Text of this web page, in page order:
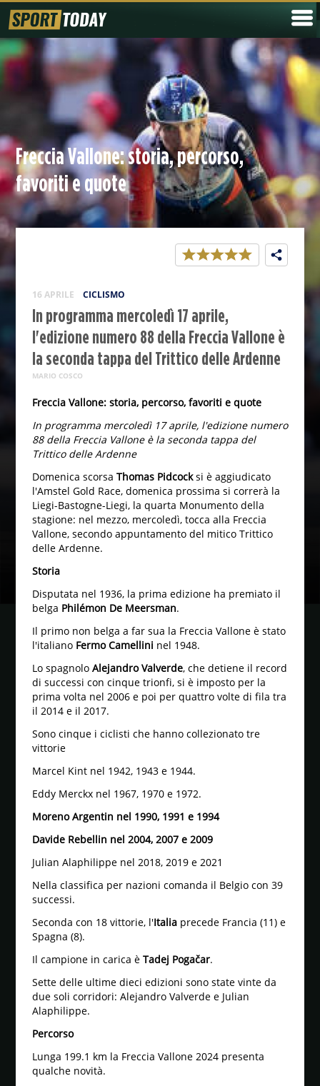
Freccia Vallone: storia, percorso,
favoriti e quote
16 APRILE CICLISMO
In programma mercoledì 17 aprile,
l'edizione numero 88 della Freccia Vallone è
la seconda tappa del Trittico delle Ardenne
MARIO COSCO
Freccia Vallone: storia, percorso, favoriti e quote
In programma mercoledì 17 aprile, l'edizione numero
88 della Freccia Vallone è la seconda tappa del
Trittico delle Ardenne
Domenica scorsa Thomas Pidcocksi è aggiudicato
l'Amstel Gold Race, domenica prossima si correrà la
Liegi-Bastogne-Liegi, la quarta Monumento della
stagione: nel mezzo, mercoledì, tocca alla Freccia
Vallone, secondo appuntamento del mitico Trittico
delle Ardenne.
Storia
Disputata nel 1936, la prima edizione ha premiato il
belga Philémon De Meersman.
Il primo non belga a far sua la Freccia Vallone è stato
l'italiano Fermo Camellini nel 1948.
Lo spagnolo Alejandro Valverde, che detiene il record
di successi con cinque trionfi, si è imposto per la
prima volta nel 2006 e poi per quattro volte di fila tra
il 2014 e il 2017.
Sono cinque i ciclisti che hanno collezionato tre
vittorie
Marcel Kint nel 1942, 1943 e 1944.
Eddy Merckx nel 1967, 1970 e 1972.
Moreno Argentin nel 1990, 1991 e 1994
Davide Rebellin nel 2004, 2007 e 2009
Julian Alaphilippe nel 2018, 2019 e 2021
Nella classifica per nazioni comanda il Belgio con 39
successi.
Seconda con 18 vittorie, l'Italia precede Francia (11) e
Spagna (8).
Il campione in carica è Tadej Pogačar.
Sette delle ultime dieci edizioni sono state vinte da
due soli corridori: Alejandro Valverde e Julian
Alaphilippe.
Percorso
Lunga 199.1 km la Freccia Vallone 2024 presenta
qualche novità.